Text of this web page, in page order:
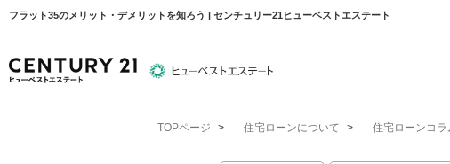
フラット35のメリット・デメリットを知ろう | センチュリー21ヒューベストエステート
物件検索 平塚エリア 小田原
住宅ローンについて 住宅ローン実
会社概要
TOPページ > 住宅ローンについて > 住宅ローンコラ